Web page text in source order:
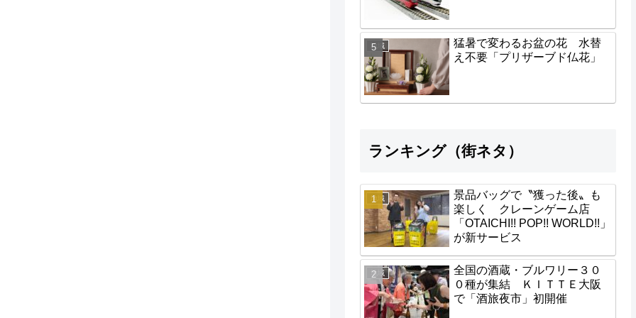
地域
猛暑で変わるお盆の花 水替
え不要「プリザーブド仏花」
ランキング（街ネタ）
地域
景品バッグで〝獲った後〟も
楽しく クレーンゲーム店
「OTAICHI!! POP!! WORLD!!」
が新サービス
地域
全国の酒蔵・ブルワリー３０
０種が集結 ＫＩＴＴＥ大阪
で「酒旅夜市」初開催